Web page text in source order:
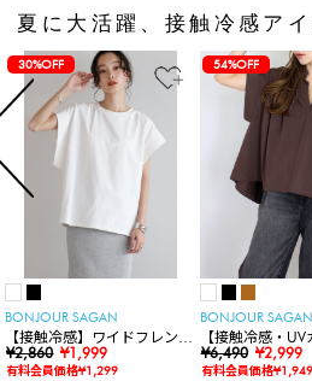
夏に大活躍、接触冷感アイ
30%OFF
BONJOUR SAGAN
【接触冷感】ワイドフレンチ
スリーブTシャツ
¥2,860 ¥1,999
有料会員価格¥1,299
54%OFF
BONJOUR SAGAN
【接触冷感・
ャーリングスキ
ス
¥6,490 ¥2,999
有料会員価格¥1,949